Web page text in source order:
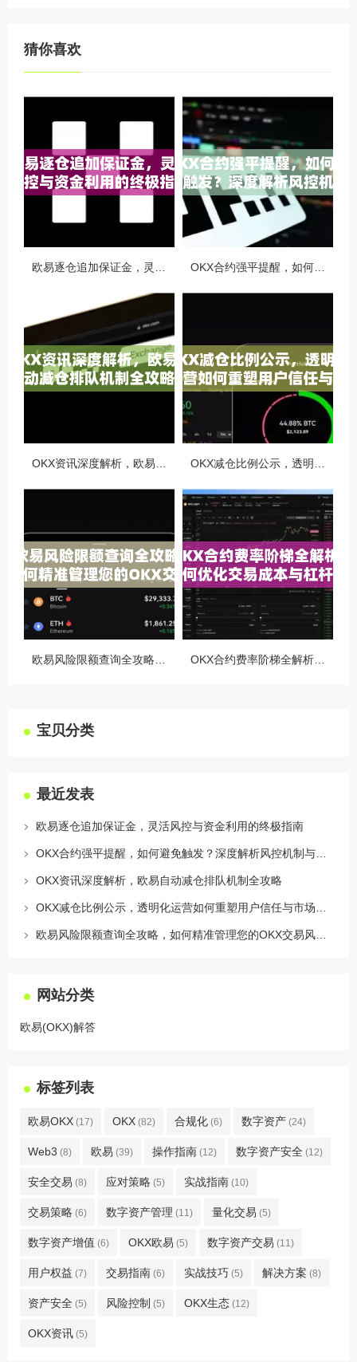
猜你喜欢
宝贝分类
最近发表
欧易逐仓追加保证金，灵活风控与资金利用的终极指南
OKX资讯深度解析，欧易自动减仓排队机制全攻略
网站分类
欧易(OKX)解答
标签列表
欧易OKX (17) OKX (82) 合规化 (6) 数字资产 (24)
Web3 (8) 欧易 (39) 操作指南 (12) 数字资产安全 (12)
安全交易 (8) 应对策略 (5) 实战指南 (10)
交易策略 (6) 数字资产管理 (11) 量化交易 (5)
数字资产增值 (6) OKX欧易 (5) 数字资产交易 (11)
用户权益 (7) 交易指南 (6) 实战技巧 (5) 解决方案 (8)
资产安全 (5) 风险控制 (5) OKX生态 (12)
OKX资讯 (5)